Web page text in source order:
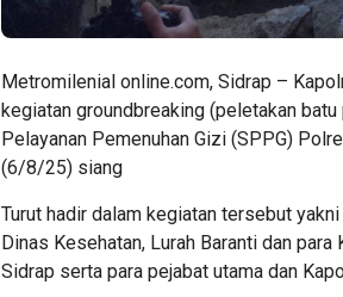
Metromilenial online.com, Sidrap –
kegiatan groundbreaking (peletakan
Pelayanan Pemenuhan Gizi (SPPG)
(6/8/25) siang
Turut hadir dalam kegiatan tersebut
Dinas Kesehatan, Lurah Baranti dan
Sidrap serta para pejabat utama dan